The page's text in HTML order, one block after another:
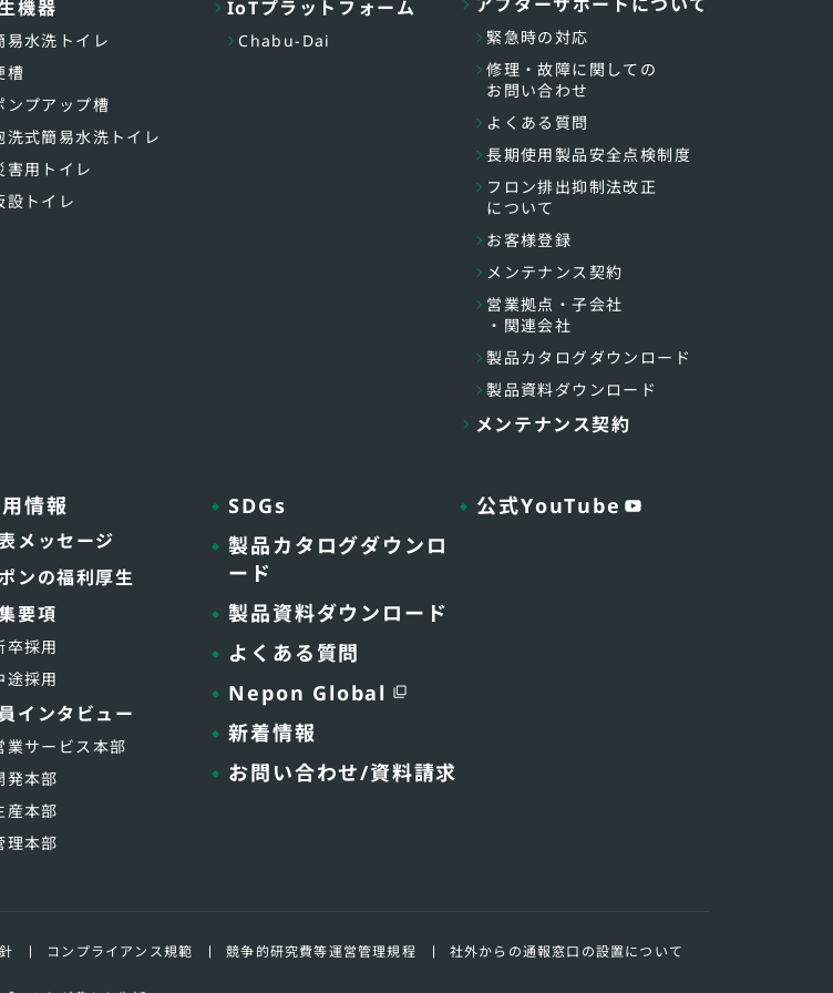
機器
易水洗トイレ
槽
ンプアップ槽
洗式簡易水洗トイレ
害用トイレ
設トイレ
IoTプラットフォーム
Chabu-Dai
緊急時の対応
修理・故障に関しての
お問い合わせ
よくある質問
長期使用製品安全点検制度
フロン排出抑制法改正
について
お客様登録
メンテナンス契約
営業拠点・子会社
・関連会社
製品カタログダウンロード
製品資料ダウンロード
メンテナンス契約
情報
メッセージ
ンの福利厚生
要項
卒採用
途採用
インタビュー
業サービス本部
発本部
産本部
理本部
SDGs
製品カタログダウンロ
ード
製品資料ダウンロード
よくある質問
Nepon Global
新着情報
お問い合わせ/資料請求
公式YouTube
コンプライアンス規範 競争的研究費等運営管理規程 社外からの通報窓口の設置について